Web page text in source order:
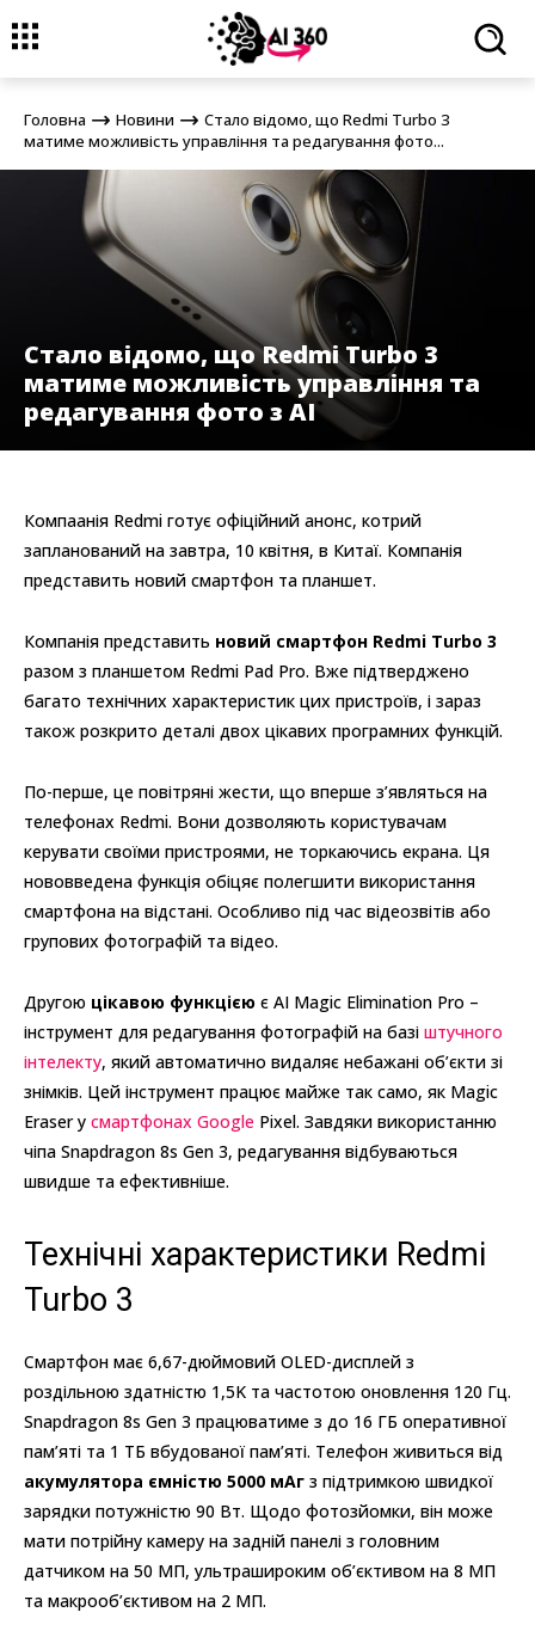
Головна
Стало відомо, що Redmi Turbo 3 матиме
можливість управління та редагування фото...
Головна Новини
Стало відомо, що Redmi Turbo 3
матиме можливість управління та редагування фото...
Стало відомо, що Redmi Turbo 3
матиме можливість управління та
редагування фото з AI
Компаанія Redmi готує офіційний анонс, котрий
запланований на завтра, 10 квітня, в Китаї. Компанія
представить новий смартфон та планшет.
Компанія представить новий смартфон Redmi Turbo 3
разом з планшетом Redmi Pad Pro. Вже підтверджено
багато технічних характеристик цих пристроїв, і зараз
також розкрито деталі двох цікавих програмних функцій.
По-перше, це повітряні жести, що вперше з’являться на
телефонах Redmi. Вони дозволяють користувачам
керувати своїми пристроями, не торкаючись екрана. Ця
нововведена функція обіцяє полегшити використання
смартфона на відстані. Особливо під час відеозвітів або
групових фотографій та відео.
Другою цікавою функцією є AI Magic Elimination Pro –
інструмент для редагування фотографій на базі штучного
інтелекту, який автоматично видаляє небажані об’єкти зі
знімків. Цей інструмент працює майже так само, як Magic
Eraser у смартфонах Google Pixel. Завдяки використанню
чіпа Snapdragon 8s Gen 3, редагування відбуваються
швидше та ефективніше.
Технічні характеристики Redmi
Turbo 3
Смартфон має 6,67-дюймовий OLED-дисплей з
роздільною здатністю 1,5K та частотою оновлення 120 Гц.
Snapdragon 8s Gen 3 працюватиме з до 16 ГБ оперативної
пам’яті та 1 ТБ вбудованої пам’яті. Телефон живиться від
акумулятора ємністю 5000 мАг з підтримкою швидкої
зарядки потужністю 90 Вт. Щодо фотозйомки, він може
мати потрійну камеру на задній панелі з головним
датчиком на 50 МП, ультрашироким об’єктивом на 8 МП
та макрооб’єктивом на 2 МП.